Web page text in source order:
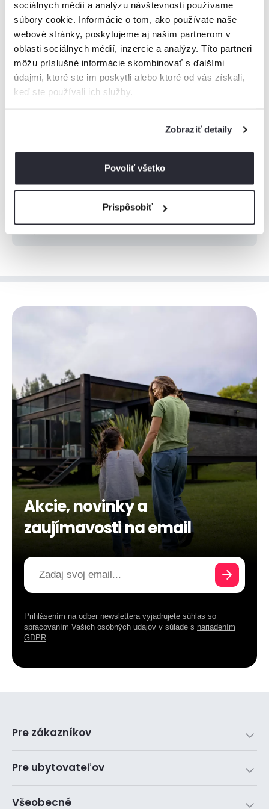
sociálnych médií a analýzu návštevnosti používame
súbory cookie. Informácie o tom, ako používate naše
webové stránky, poskytujeme aj našim partnerom v
oblasti sociálnych médií, inzercie a analýzy. Títo partneri
môžu príslušné informácie skombinovať s ďalšími
údajmi, ktoré ste im poskytli alebo ktoré od vás získali,
keď ste používali ich služby.
Zobraziť detaily
Povoliť všetko
Prispôsobiť
Vysoké Tatry
Nízke Tatry
Orava
Akcie, novinky a
zaujímavosti na email
Prihlásením na odber newslettera vyjadrujete súhlas so
spracovaním Vašich osobných udajov v súlade s nariadením
GDPR
Pre zákazníkov
Pre ubytovateľov
Všeobecné